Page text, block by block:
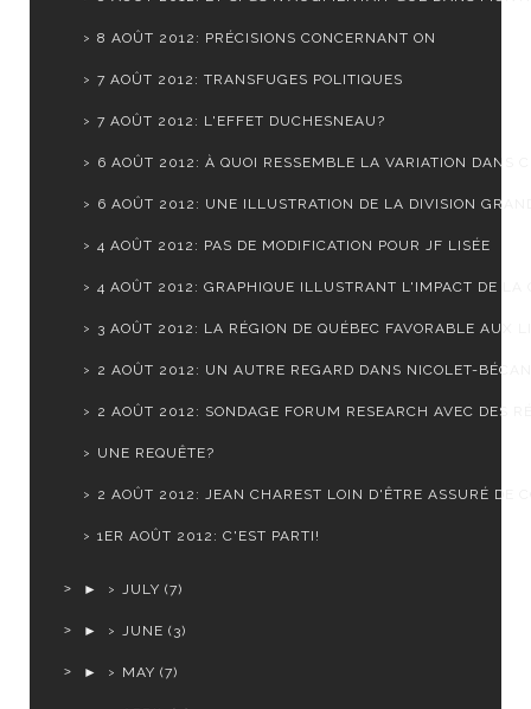
8 AOÛT 2012: PRÉCISIONS CONCERNANT ON
7 AOÛT 2012: TRANSFUGES POLITIQUES
7 AOÛT 2012: L'EFFET DUCHESNEAU?
6 AOÛT 2012: À QUOI RESSEMBLE LA VARIATION DANS
6 AOÛT 2012: UNE ILLUSTRATION DE LA DIVISION
4 AOÛT 2012: PAS DE MODIFICATION POUR JF LISÉE
4 AOÛT 2012: GRAPHIQUE ILLUSTRANT L'IMPACT DE LA
3 AOÛT 2012: LA RÉGION DE QUÉBEC FAVORABLE AUX
2 AOÛT 2012: UN AUTRE REGARD DANS NICOLET-
2 AOÛT 2012: SONDAGE FORUM RESEARCH AVEC DES
UNE REQUÊTE?
2 AOÛT 2012: JEAN CHAREST LOIN D'ÊTRE ASSURÉ DE
1ER AOÛT 2012: C'EST PARTI!
► JULY (7)
► JUNE (3)
► MAY (7)